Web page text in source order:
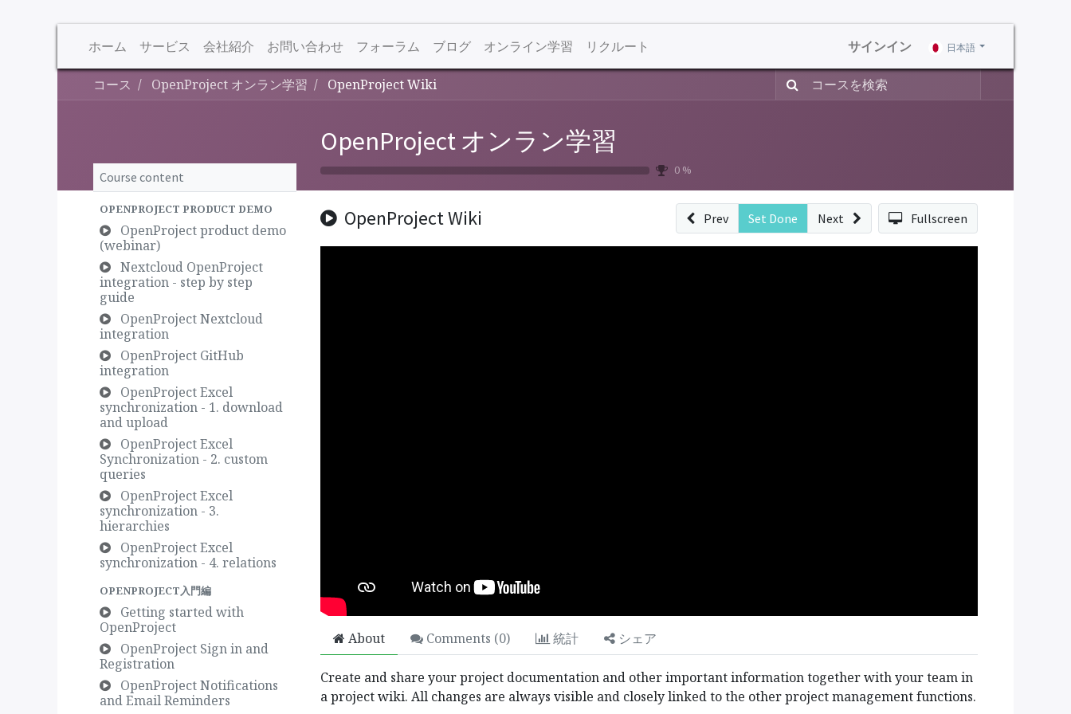
ホーム サービス 会社紹介 お問い合わせ フォーラム ブログ オンライン学習 リクルート サインイン 日本語
コース OpenProject オンラン学習 OpenProject Wiki
OpenProject オンラン学習
0 %
Course content
OPENPROJECT PRODUCT DEMO
OpenProject product demo
(webinar)
Nextcloud OpenProject
integration - step by step
guide
OpenProject Nextcloud
integration
OpenProject GitHub
integration
OpenProject Excel
synchronization - 1. download
and upload
OpenProject Excel
Synchronization - 2. custom
queries
OpenProject Excel
synchronization - 3.
hierarchies
OpenProject Excel
synchronization - 4. relations
OPENPROJECT入門編
Getting started with
OpenProject
OpenProject Sign in and
Registration
OpenProject Notifications
and Email Reminders
OpenProject Wiki Prev Set Done Next Fullscreen
About Comments (0) 統計 シェア
Create and share your project documentation and other important information together with your team in
a project wiki. All changes are always visible and closely linked to the other project management functions.
リンク集
ホーム
会社概要
プロダクト
サービス
コンプライアンス
お問い合わせ
私たちは情熱的な人々のチームであり、その目標は優れた製
品を通じてすべての人の生活を向上させることです。 私たち
はあなたのビジネス上の問題を解決するために素晴らしい製
当社の製品は、パフォーマンスを最適化することをいとわな
い中小企業向けに設計されています。